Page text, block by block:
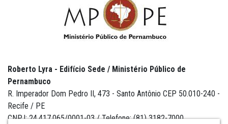
Roberto Lyra - Edifício Sede / Ministério Público de
Pernambuco
R. Imperador Dom Pedro II, 473 - Santo Antônio CEP 50.010-240 -
Recife / PE
CNPJ: 24.417.065/0001-03 / Telefone: (81) 3182-7000